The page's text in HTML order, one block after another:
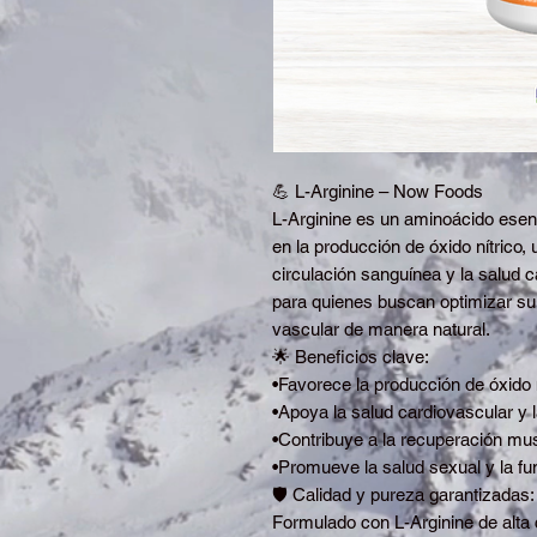
💪 L-Arginine – Now Foods
L-Arginine es un aminoácido
en la producción de óxido nítrico,
circulación sanguínea y la salud
para quienes buscan optimizar
vascular de manera natural.
🌟 Beneficios clave:
•Favorece la producción de
•Apoya la salud cardiovascular y
•Contribuye a la recuperación
•Promueve la salud sexual y la
🛡️ Calidad y pureza garantizadas:
Formulado con L-Arginine de